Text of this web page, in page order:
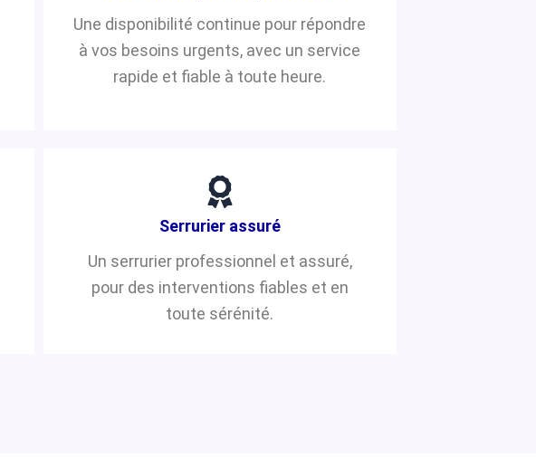
Une disponibilité continue pour répondre
à vos besoins urgents, avec un service
rapide et fiable à toute heure.
Serrurier assuré
Un serrurier professionnel et assuré,
pour des interventions fiables et en
toute sérénité.